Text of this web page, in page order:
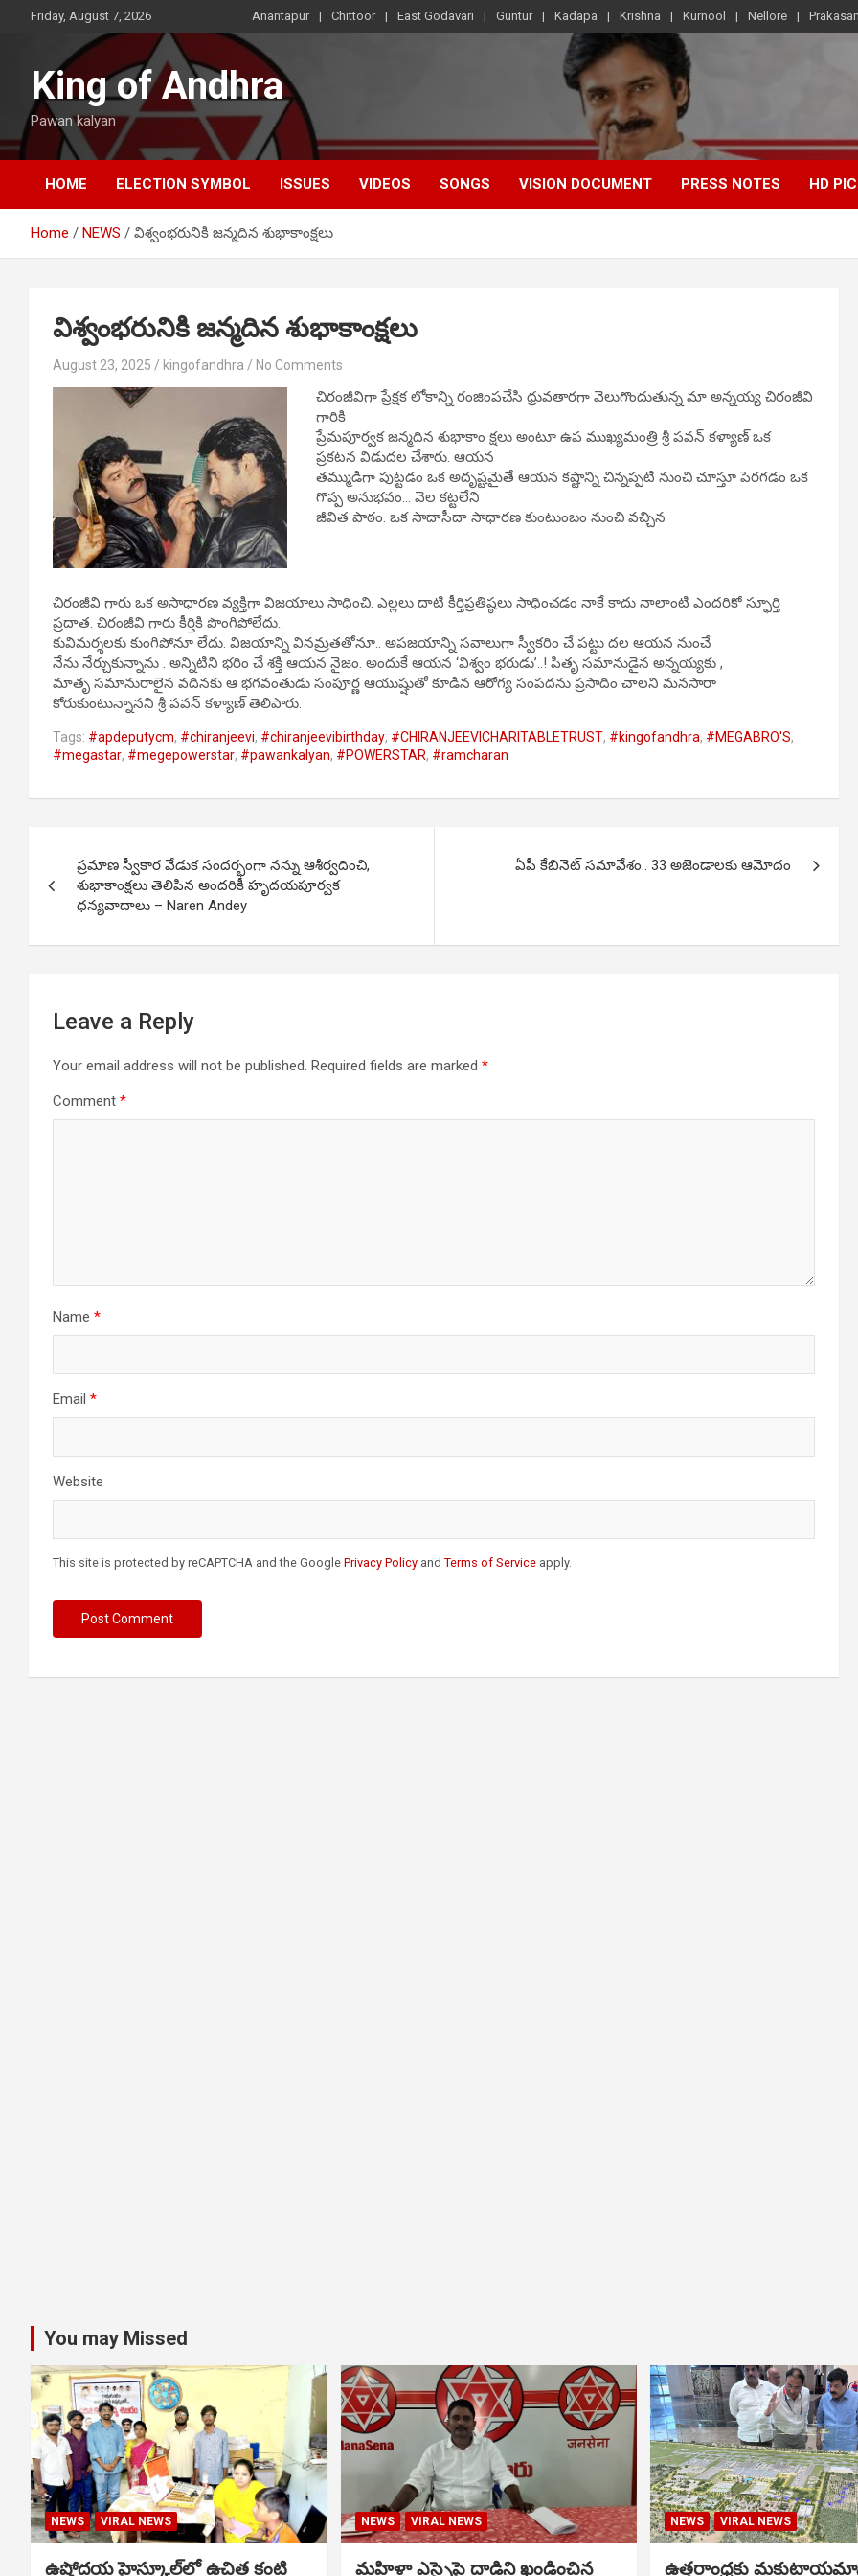
Friday, August 7, 2026 Anantapur Chittoor East Godavari Guntur Kadapa Krishna Kurnool Nellore
King of Andhra
Pawan kalyan
HOME ELECTION SYMBOL ISSUES VIDEOS SONGS VISION DOCUMENT PRESS NOTES HD
Home NEWS విశ్వంభరునికి జన్మదిన శుభాకాంక్షలు
విశ్వంభరునికి జన్మదిన శుభాకాంక్షలు
August 23, 2025 kingofandhra No Comments
చిరంజీవిగా ప్రేక్షక లోకాన్ని రంజింపచేసి ధ్రువతారగా వెలుగొందుతున్న మా అన్నయ్య చిరంజీవి
గారికి
ప్రేమపూర్వక జన్మదిన శుభాకాం క్షలు అంటూ ఉప ముఖ్యమంత్రి శ్రీ పవన్ కళ్యాణ్ ఒక
ప్రకటన విడుదల చేశారు. ఆయన
తమ్ముడిగా పుట్టడం ఒక అదృష్టమైతే ఆయన కష్టాన్ని చిన్నప్పటి నుంచి చూస్తూ పెరగడం ఒక
గొప్ప అనుభవం… వెల కట్టలేని
జీవిత పాఠం. ఒక సాదాసీదా సాధారణ కుంటుంబం నుంచి వచ్చిన
చిరంజీవి గారు ఒక అసాధారణ వ్యక్తిగా విజయాలు సాధించి. ఎల్లలు దాటి కీర్తిప్రతిష్ఠలు సాధించడం నాకే కాదు నాలాంటి ఎందరికో స్ఫూర్తి
ప్రదాత. చిరంజీవి గారు కీర్తికి పొంగిపోలేదు..
కువిమర్శలకు కుంగిపోనూ లేదు. విజయాన్ని వినమ్రతతోనూ.. అపజయాన్ని సవాలుగా స్వీకరిం చే పట్టు దల ఆయన నుంచే
నేను నేర్చుకున్నాను . అన్నిటిని భరిం చే శక్తి ఆయన నైజం. అందుకే ఆయన ‘విశ్వం భరుడు’..! పితృ సమానుడైన అన్నయ్యకు ,
మాతృ సమానురాలైన వదినకు ఆ భగవంతుడు సంపూర్ణ ఆయుష్షుతో కూడిన ఆరోగ్య సంపదను ప్రసాదిం చాలని మనసారా
కోరుకుంటున్నానని శ్రీ పవన్ కళ్యాణ్ తెలిపారు.
Tags: #apdeputycm, #chiranjeevi, #chiranjeevibirthday, #CHIRANJEEVICHARITABLETRUST, #kingofandhra, #MEGABRO'S,
#megastar, #megepowerstar, #pawankalyan, #POWERSTAR, #ramcharan
navigation
ప్రమాణ స్వీకార వేడుక సందర్భంగా నన్ను ఆశీర్వదించి,
శుభాకాంక్షలు తెలిపిన అందరికీ హృదయపూర్వక
ధన్యవాదాలు – Naren Andey
ఏపీ కేబినెట్ సమావేశం.. 33 అజెండాలకు ఆమోదం
Leave a Reply
Your email address will not be published. Required fields are marked *
Comment *
Name *
Email *
Website
This site is protected by reCAPTCHA and the Google Privacy Policy and Terms of Service apply.
You may Missed
NEWS VIRAL NEWS
ఉషోదయ హైస్కూల్‌లో ఉచిత కంటి
NEWS VIRAL NEWS
మహిళా ఎస్సైపై దాడిని ఖండించిన
NEWS VIRAL NEWS
ఉత్తరాంధ్రకు